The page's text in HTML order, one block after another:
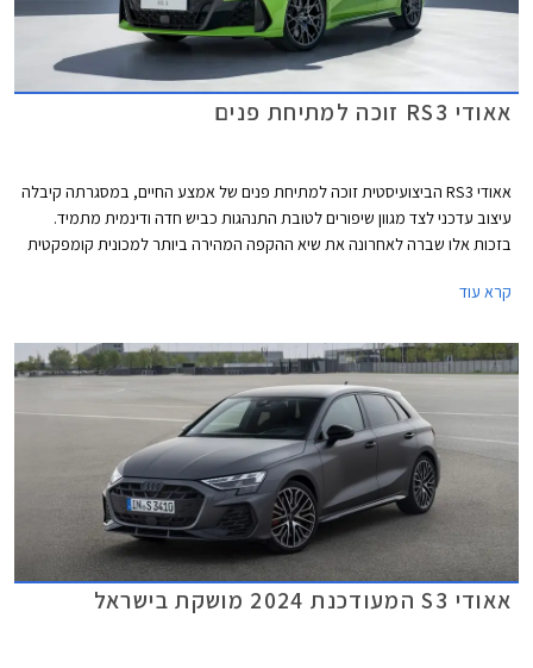
אאודי RS3 זוכה למתיחת פנים
אאודי RS3 הביצועיסטית זוכה למתיחת פנים של אמצע החיים, במסגרתה קיבלה
עיצוב עדכני לצד מגוון שיפורים לטובת התנהגות כביש חדה ודינמית מתמיד.
בזכות אלו שברה לאחרונה את שיא ההקפה המהירה ביותר למכונית קומפקטית
קרא עוד
אאודי S3 המעודכנת 2024 מושקת בישראל